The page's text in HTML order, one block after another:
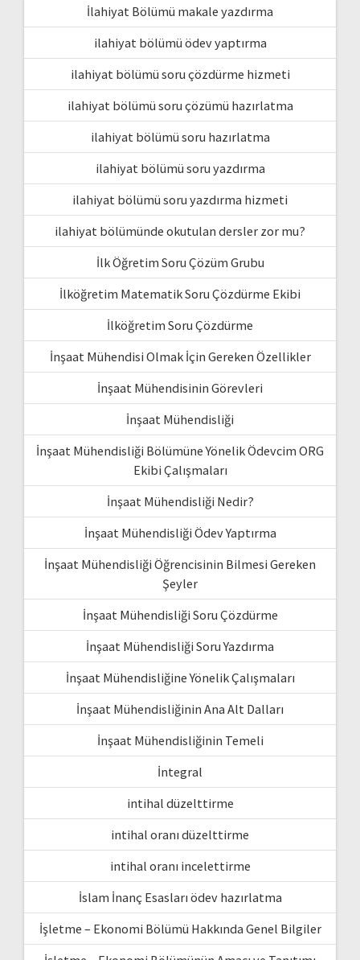
İlahiyat Bölümü makale yazdırma
ilahiyat bölümü ödev yaptırma
ilahiyat bölümü soru çözdürme hizmeti
ilahiyat bölümü soru çözümü hazırlatma
ilahiyat bölümü soru hazırlatma
ilahiyat bölümü soru yazdırma
ilahiyat bölümü soru yazdırma hizmeti
ilahiyat bölümünde okutulan dersler zor mu?
İlk Öğretim Soru Çözüm Grubu
İlköğretim Matematik Soru Çözdürme Ekibi
İlköğretim Soru Çözdürme
İnşaat Mühendisi Olmak İçin Gereken Özellikler
İnşaat Mühendisinin Görevleri
İnşaat Mühendisliği
İnşaat Mühendisliği Bölümüne Yönelik Ödevcim ORG
Ekibi Çalışmaları
İnşaat Mühendisliği Nedir?
İnşaat Mühendisliği Ödev Yaptırma
İnşaat Mühendisliği Öğrencisinin Bilmesi Gereken
Şeyler
İnşaat Mühendisliği Soru Çözdürme
İnşaat Mühendisliği Soru Yazdırma
İnşaat Mühendisliğine Yönelik Çalışmaları
İnşaat Mühendisliğinin Ana Alt Dalları
İnşaat Mühendisliğinin Temeli
İntegral
intihal düzelttirme
intihal oranı düzelttirme
intihal oranı incelettirme
İslam İnanç Esasları ödev hazırlatma
İşletme – Ekonomi Bölümü Hakkında Genel Bilgiler